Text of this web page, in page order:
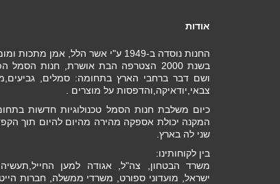
אודות
החנות נוסדה ב-1949 ע"י אשר הלל, אמן מתכות ומומחה ליהלומים .
בשנת 2000 הצטרפה הבת אושרת, חנות
ושם דבר ברחבי הארץ בתחומה: סמלים,
צבאי,יודאיקה,והדפסות על מוצרים .
כיום משלבת חנות הסמל טכנולוגיות חדשות
המקנה יכולת אספקה מהירה מהיום להיום תוך
שני לה בארץ.
בין לקוחותינו:
משרד הבטחון, צה"ל, אגודה למען
ישראל, מועדוני ספורט, משרדי ממשלה, חברות